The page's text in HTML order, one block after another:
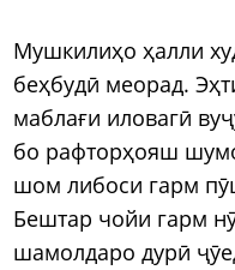
Мушкилиҳо ҳалли
беҳбудӣ меорад.
маблағи иловагӣ
бо рафторҳояш
шом либоси гарм
Бештар чойи гарм
шамолдаро дурӣ